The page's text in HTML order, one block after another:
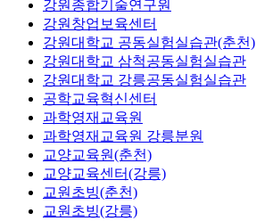
강원종합기술연구원
강원창업보육센터
강원대학교 공동실험실습관(춘천)
강원대학교 삼척공동실험실습관
강원대학교 강릉공동실험실습관
공학교육혁신센터
과학영재교육원
과학영재교육원 강릉분원
교양교육원(춘천)
교양교육센터(강릉)
교원초빙(춘천)
교원초빙(강릉)